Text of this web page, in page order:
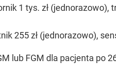
1 tys. zł
255 zł (jednorazowo),
lub FGM dla pacjenta po